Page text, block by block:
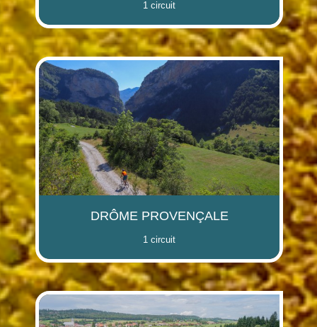
1 circuit
DRÔME PROVENÇALE
1 circuit